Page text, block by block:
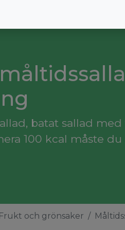
batat sallad
100 kcal måste
Frukt och grönsaker